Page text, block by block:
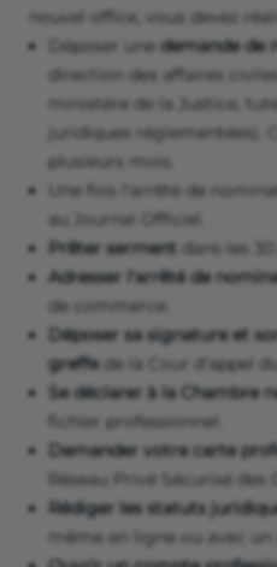
nouvel office, vous devez
Déposer une demande de
direction des affaires
ministère de la Justice,
juridiques réglementées).
plusieurs mois.
Une fois l'arrêté de
au Journal Officiel.
Prêter serment dans les
Adresser l'arrêté de
de commerce.
Déposer sa signature et
greffede la Cour d’appel
Se déclarer à la Chambre
fichier professionnel.
Demander votre carte
Réseau Privé Sécurisé
Rédiger les statuts
même en ligne ou avec un